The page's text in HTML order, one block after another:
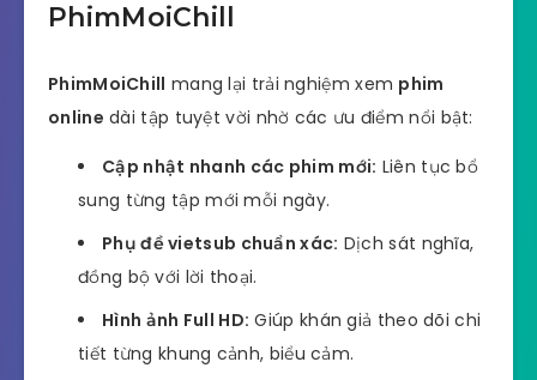
PhimMoiChill
PhimMoiChill mang lại trải nghiệm xem phim
online dài tập tuyệt vời nhờ các ưu điểm nổi bật:
Cập nhật nhanh các phim mới: Liên tục bổ
sung từng tập mới mỗi ngày.
Phụ đề vietsub chuẩn xác: Dịch sát nghĩa,
đồng bộ với lời thoại.
Hình ảnh Full HD: Giúp khán giả theo dõi chi
tiết từng khung cảnh, biểu cảm.